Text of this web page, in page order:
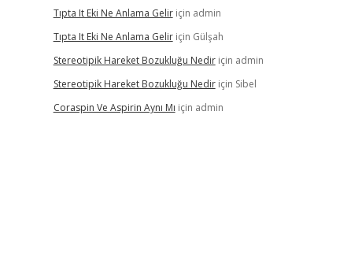
Tıpta It Eki Ne Anlama Geliriçin admin
Tıpta It Eki Ne Anlama Geliriçin Gülşah
Stereotipik Hareket Bozukluğu Nediriçin admin
Stereotipik Hareket Bozukluğu Nediriçin Sibel
Coraspin Ve Aspirin Aynı Mı için admin